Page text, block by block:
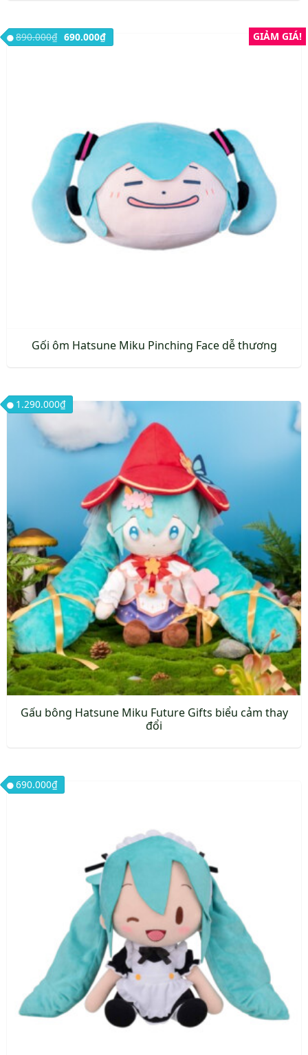
GIẢM GIÁ!
Gối ôm Hatsune Miku Pinching Face dễ thương
890.000₫ Giá gốc là: 890.000₫.
690.000₫Giá hiện tại là: 690.000₫.
Gấu bông Hatsune Miku Future Gifts biểu cảm thay
đổi
1.290.000₫
690.000₫